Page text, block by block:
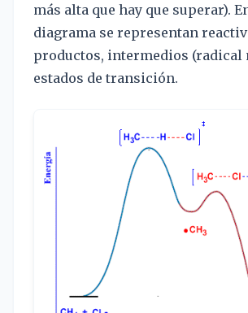
más alta que hay que superar).
diagrama se representan
productos, intermedios (radical
estados de transición.